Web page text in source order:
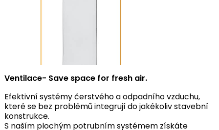
Ventilace- Save space for fresh air.
Efektivní systémy čerstvého a odpadního vzduchu,
které se bez problémů integrují do jakékoliv stavební
konstrukce.
S naším plochým potrubním systémem získáte